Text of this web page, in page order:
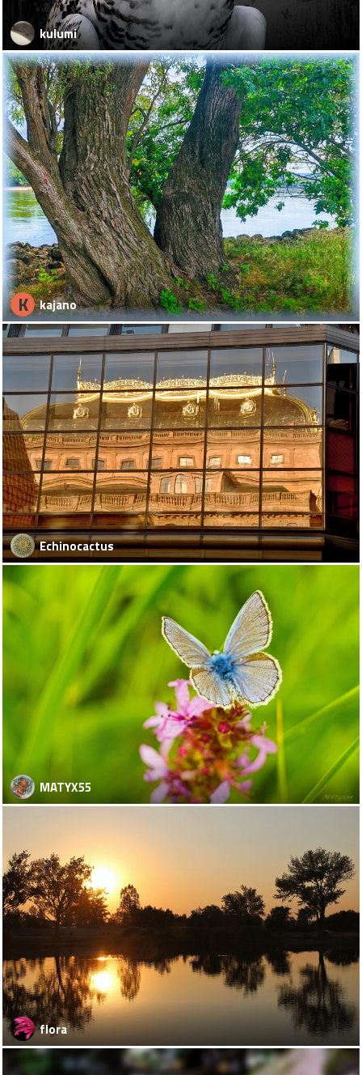
kulumi
K kajano
Echinocactus
MATYX55
flora